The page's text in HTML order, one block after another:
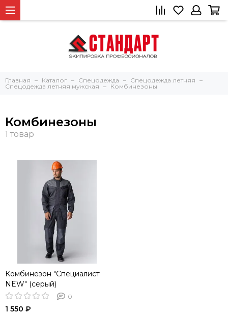
Главная Каталог Спецодежда
Спецодежда летняя
Спецодежда летняя мужская
Комбинезоны
Комбинезоны
Комбинезон "Специалист
NEW" (серый)
0
1 550 ₽